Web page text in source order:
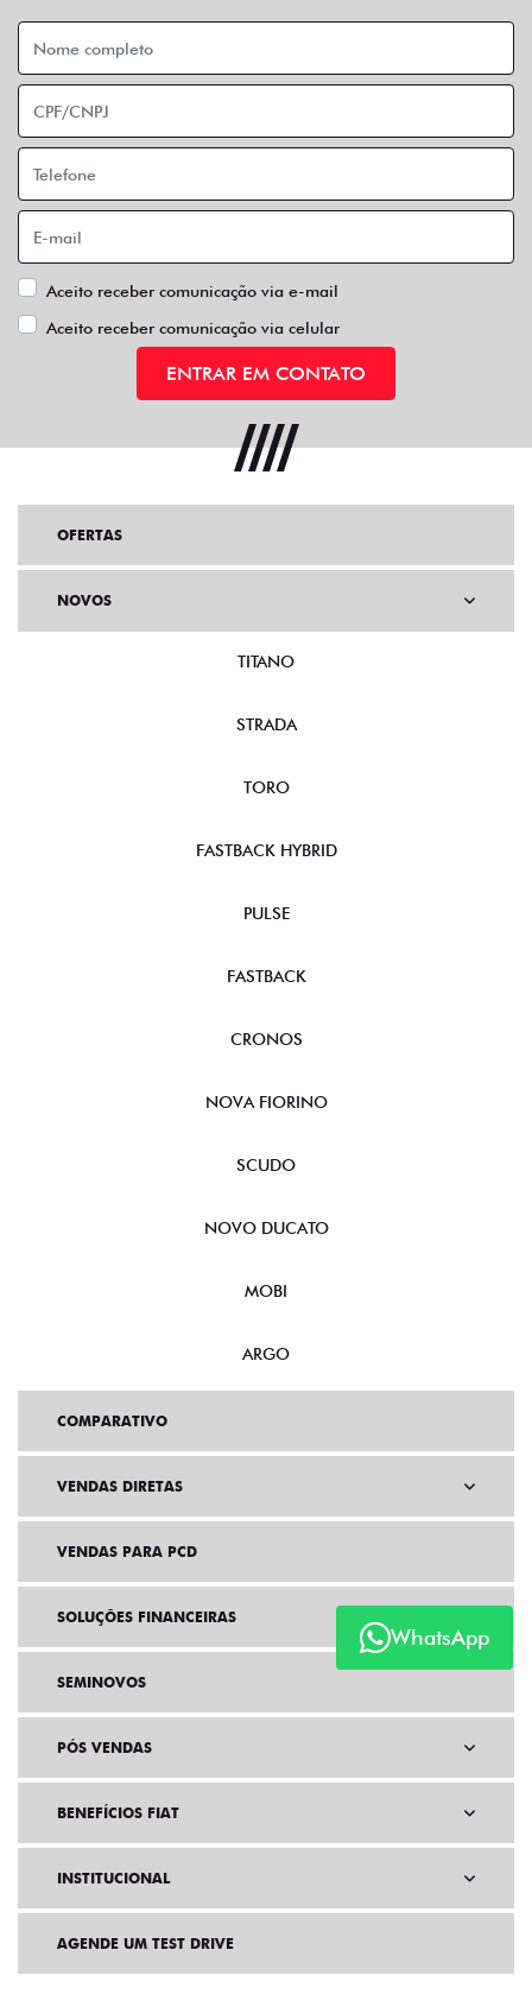
Aceito receber comunicação via e-mail
Aceito receber comunicação via celular
ENTRAR EM CONTATO
WhatsApp
OFERTAS
NOVOS
TITANO
STRADA
TORO
FASTBACK HYBRID
PULSE
FASTBACK
CRONOS
NOVA FIORINO
SCUDO
NOVO DUCATO
MOBI
ARGO
COMPARATIVO
VENDAS DIRETAS
VENDAS PARA PCD
SOLUÇÕES FINANCEIRAS
SEMINOVOS
PÓS VENDAS
BENEFÍCIOS FIAT
INSTITUCIONAL
AGENDE UM TEST DRIVE